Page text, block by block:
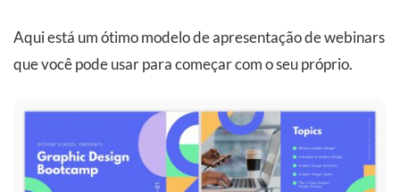
Aqui está um ótimo modelo de apresentação de webinars
que você pode usar para começar com o seu próprio.